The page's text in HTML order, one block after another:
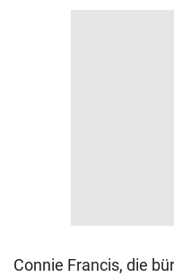
Connie Francis, die